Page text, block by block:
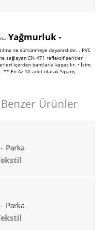
Yağmurluk -
ve sürtünmeye dayanıklıdır. . PVC
sağlayan EN 471 reflektif şeritler
içerden bantlarla kapatılır. • İsim
** En Az 10 adet olarak Sipariş
Ürünler
Parka
Parka